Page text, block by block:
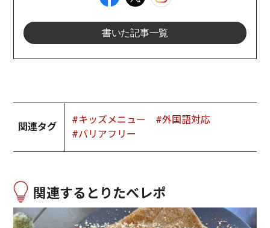
書いた記事一覧
関連タグ
#キッズメニュー
#外国語対応
#バリアフリー
関連するとりたべレポ